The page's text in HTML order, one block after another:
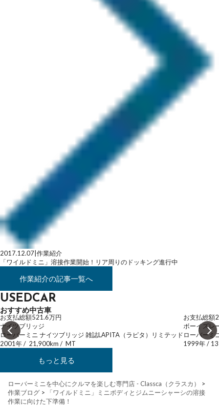
2017.12.07 作業紹介
「ワイルドミニ」溶接作業開始！リア周りのドッキング進行中
作業紹介の記事一覧へ
USEDCAR
おすすめ中古車
お支払総額521.6万円
ナイツブリッジ
ローバーミニ ナイツブリッジ 雑誌LAPITA（ラピタ）リミテッド
2001年/ 21,900km / MT
お支払総額
ボーイズレ
ローバーミ
1999年/
もっと見る
ローバーミニを中心にクルマを楽しむ専門店 - Classca（クラスカ）
>
作業ブログ >
「ワイルドミニ」ミニボディとジムニーシャーシの溶接
作業に向けた下準備！